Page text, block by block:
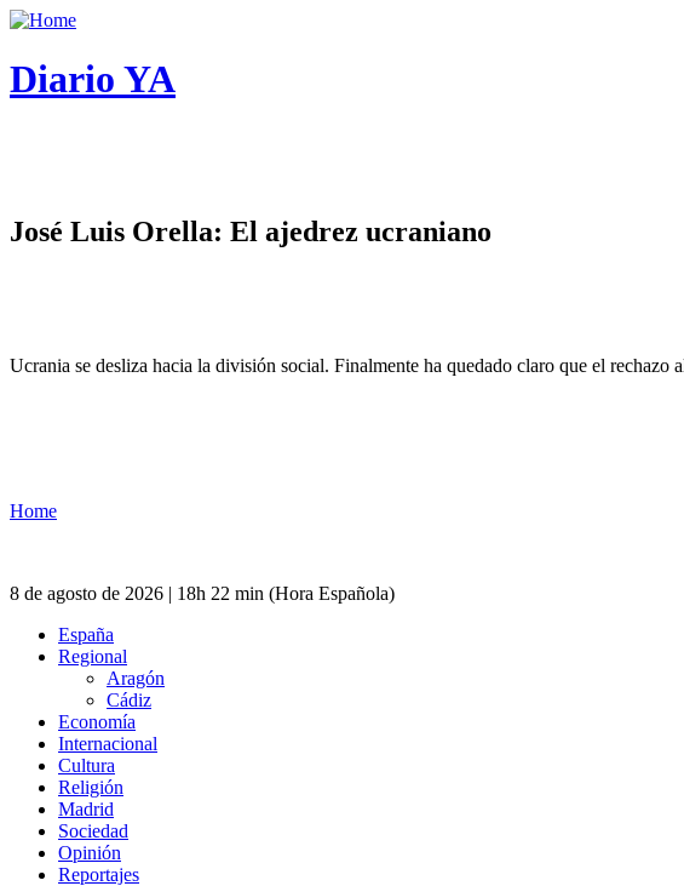
Diario YA
José Luis Orella: El ajedrez ucraniano
Ucrania se desliza hacia la división social. Finalmente ha quedado claro que el
Home
8 de agosto de 2026 | 18h 22 min (Hora Española)
España
Regional
Aragón
Cádiz
Economía
Internacional
Cultura
Religión
Madrid
Sociedad
Opinión
Reportajes